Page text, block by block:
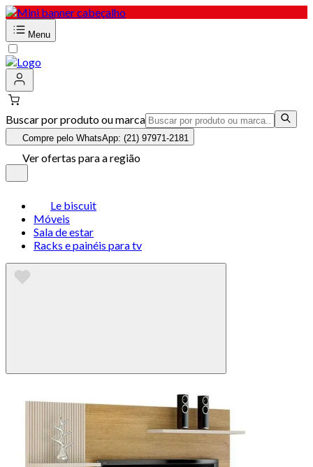
Menu
Buscar por produto ou marca
Compre pelo WhatsApp: (21) 97971-2181
Ver ofertas para a região
Le biscuit
Móveis
Sala de estar
Racks e painéis para tv